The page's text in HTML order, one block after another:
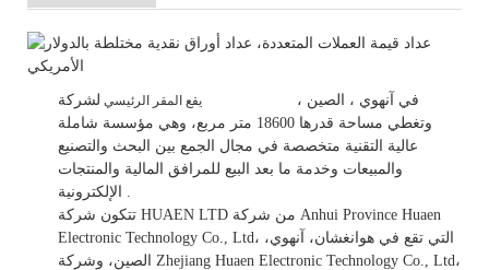
يقع المقر الرئيسي في آنهوي ، الصين ،
وتغطي مساحة قدرها 18600 متر مربع، وهي
مؤسسة شاملة
عالية التقنية متخصصة في مجال الجمع بين البحث والتصنيع
والمبيعات وخدمة ما بعد البيع للمرافق المالية والمنتجات
تتكون شركة HUAEN LTD من شركة Anhui Province Huaen
Electronic Technology Co., Ltd، التي تقع في هوانغشان، آنهوي،
الصين، وشركة Zhejiang Huaen Electronic Technology Co., Ltd،